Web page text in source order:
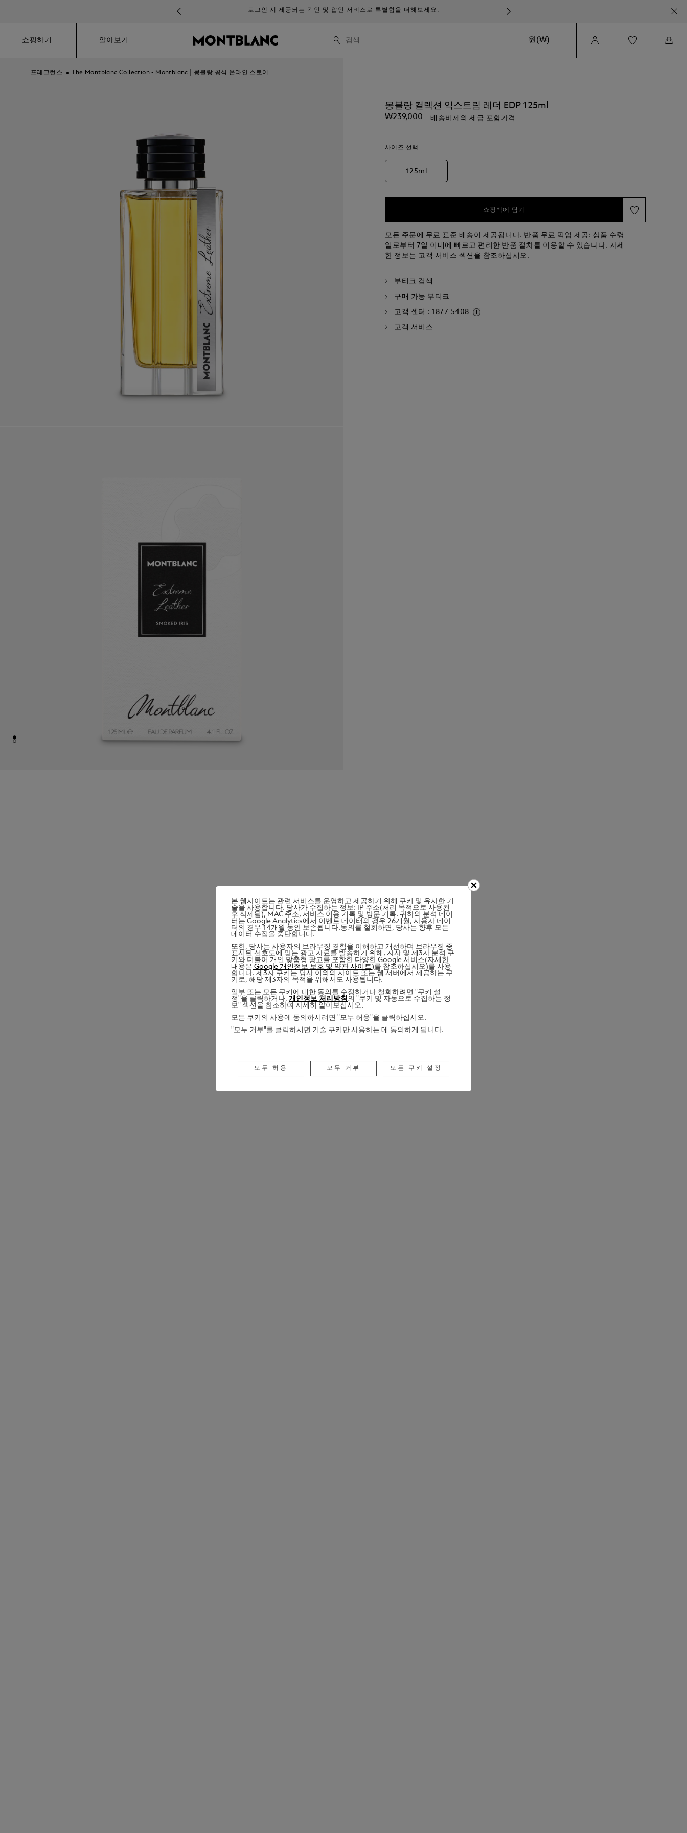
로그인 시 제공되는 각인 및 압인 서비스로 특별함을 더해보세요.
쇼핑하기 알아보기
원(₩)
Profile
프레그런스 The Montblanc Collection - Montblanc | 몽블랑 공식 온라인 스토어
몽블랑 컬렉션 익스트림 레더 EDP 125ml
₩239,000 배송비제외 세금 포함가격
사이즈 선택
125ml
쇼핑백에 담기
모든 주문에 무료 표준 배송이 제공됩니다. 반품 무료 픽업 제공: 상품 수령
일로부터 7일 이내에 빠르고 편리한 반품 절차를 이용할 수 있습니다. 자세
한 정보는 고객 서비스 섹션을 참조하십시오.
부티크 검색
구매 가능 부티크
고객 센터 : 1877-5408
고객 서비스
본 웹사이트는 관련 서비스를 운영하고 제공하기 위해 쿠키 및 유사한 기
술을 사용합니다. 당사가 수집하는 정보: IP 주소(처리 목적으로 사용된
후 삭제됨), MAC 주소, 서비스 이용 기록 및 방문 기록. 귀하의 분석 데이
터는 Google Analytics에서 이벤트 데이터의 경우 26개월, 사용자 데이
터의 경우 14개월 동안 보존됩니다.동의를 철회하면, 당사는 향후 모든
데이터 수집을 중단합니다.
또한, 당사는 사용자의 브라우징 경험을 이해하고 개선하며 브라우징 중
표시된 선호도에 맞는 광고 자료를 발송하기 위해, 자사 및 제3자 분석 쿠
키와 더불어 개인 맞춤형 광고를 포함한 다양한 Google 서비스(자세한
내용은 Google 개인정보 보호 및 약관 사이트)를 참조하십시오)를 사용
합니다. 제3자 쿠키는 당사 이외의 사이트 또는 웹 서버에서 제공하는 쿠
키로, 해당 제3자의 목적을 위해서도 사용됩니다.
일부 또는 모든 쿠키에 대한 동의를 수정하거나 철회하려면 "쿠키 설
정"을 클릭하거나,개인정보 처리방침 의 "쿠키 및 자동으로 수집하는 정
보" 섹션을 참조하여 자세히 알아보십시오.
모든 쿠키의 사용에 동의하시려면 "모두 허용"을 클릭하십시오.
"모두 거부"를 클릭하시면 기술 쿠키만 사용하는 데 동의하게 됩니다.
모두 허용 모두 거부 모든 쿠키 설정